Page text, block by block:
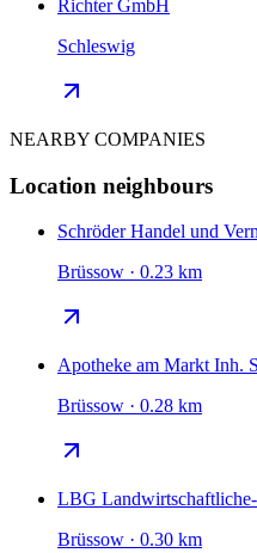
Richter GmbH
Schleswig
NEARBY COMPANIES
Location neighbours
Schröder Handel und
Brüssow · 0.23 km
Apotheke am Markt Inh.
Brüssow · 0.28 km
LBG
Brüssow · 0.30 km